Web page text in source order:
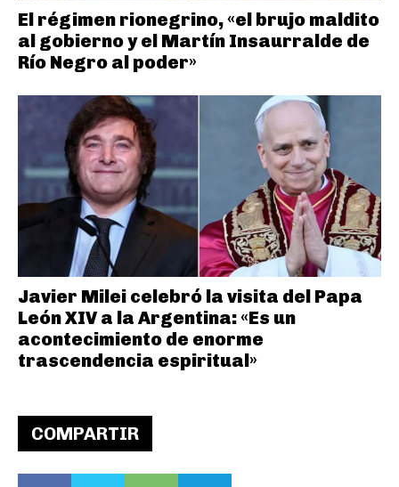
COMPARTIR
El régimen rionegrino, «el brujo maldito
al gobierno y el Martín Insaurralde de
Río Negro al poder»
Javier Milei celebró la visita del Papa
León XIV a la Argentina: «Es un
acontecimiento de enorme
trascendencia espiritual»